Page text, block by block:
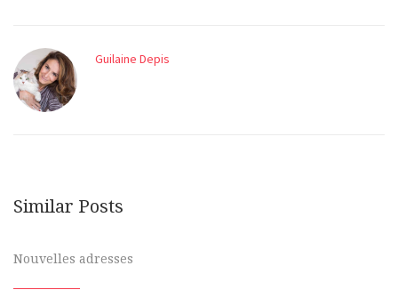
Guilaine Depis
Similar Posts
Nouvelles adresses